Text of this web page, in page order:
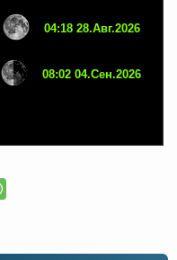
04:18 28.Авг.2026
08:02 04.Сен.2026